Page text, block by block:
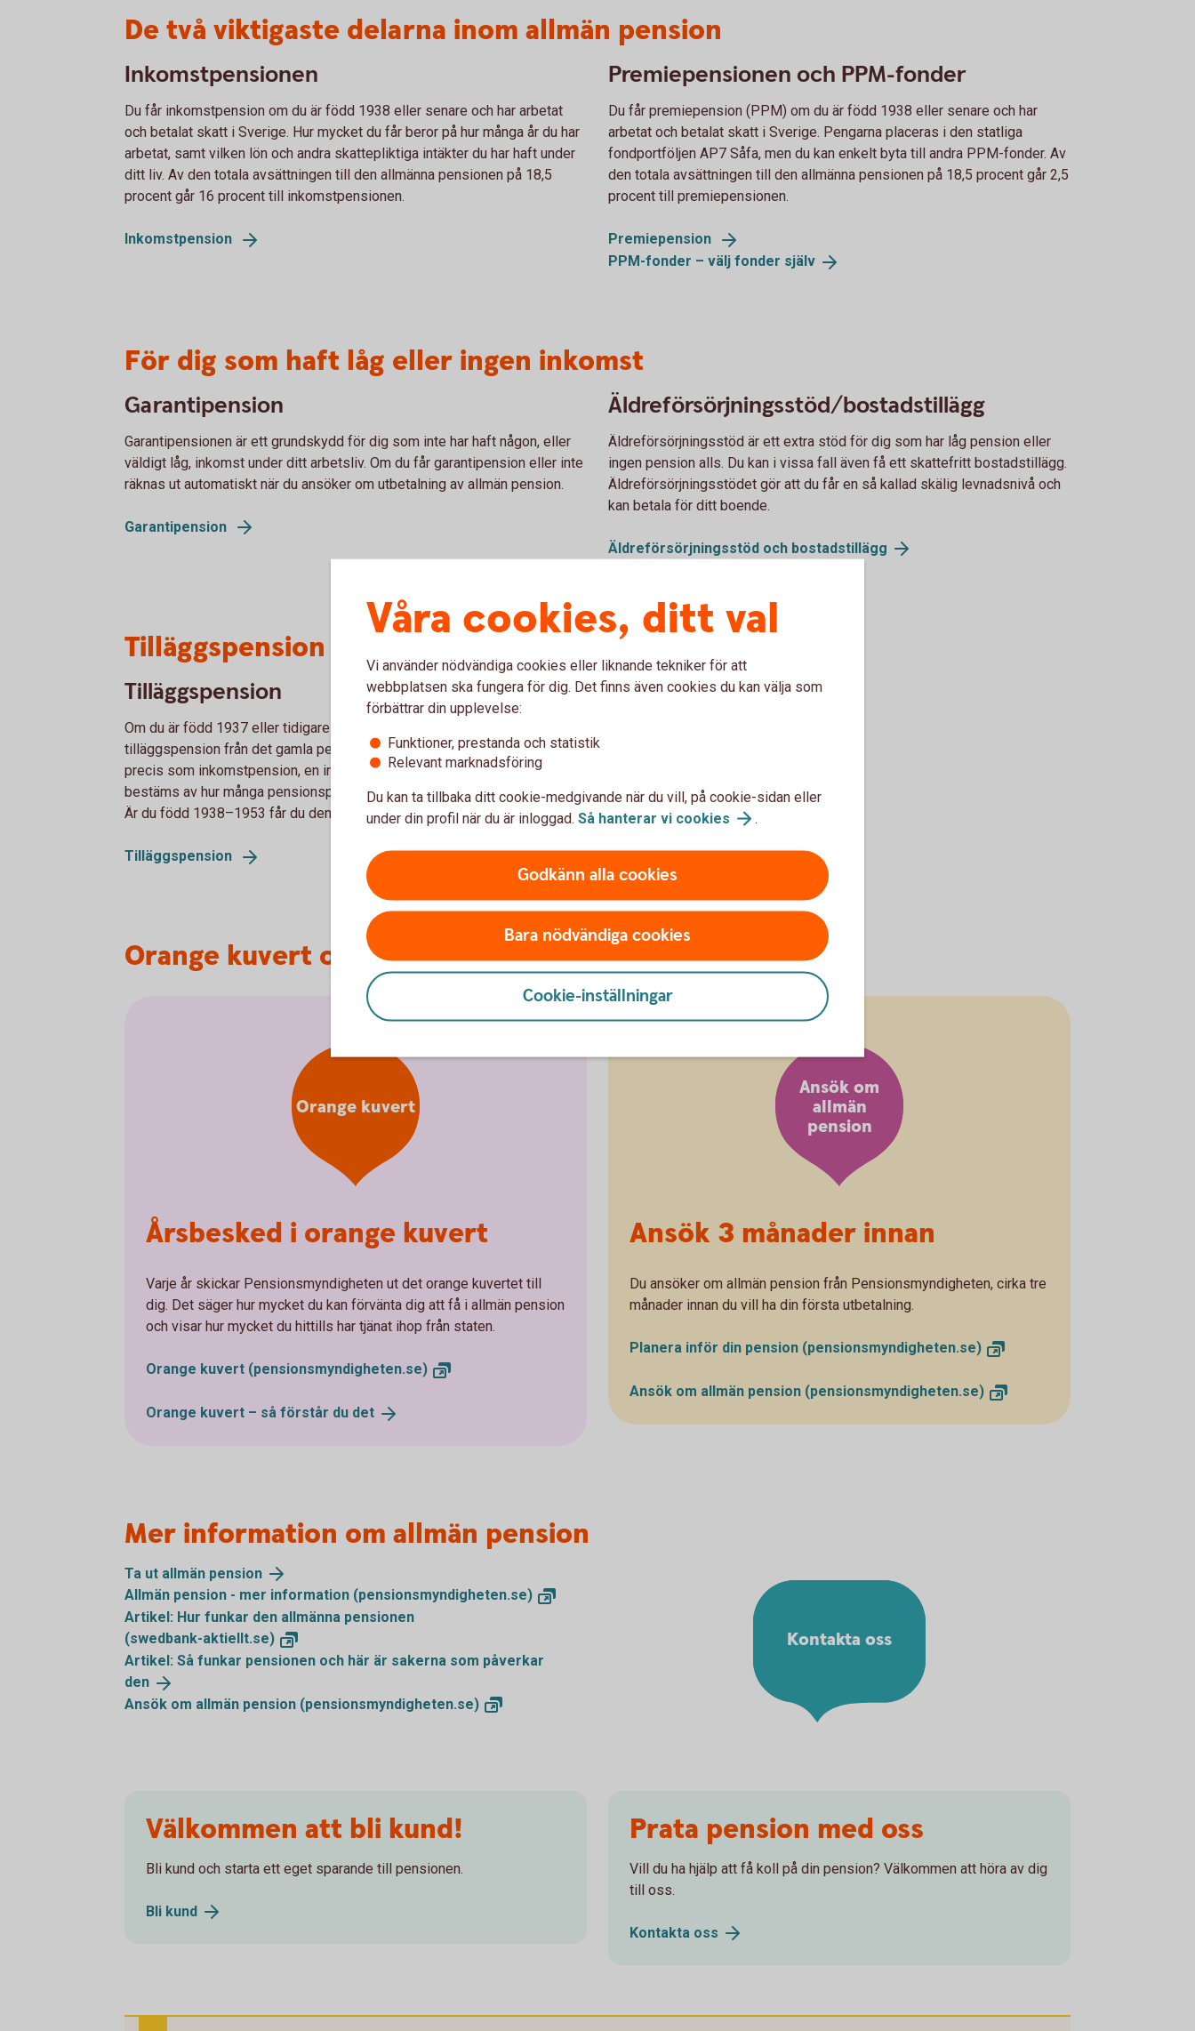
De två viktigaste delarna inom allmän pension
Inkomstpensionen
Du får inkomstpension om du är född 1938 eller senare och har arbetat
och betalat skatt i Sverige. Hur mycket du får beror på hur många år du har
arbetat, samt vilken lön och andra skattepliktiga intäkter du har haft under
ditt liv. Av den totala avsättningen till den allmänna pensionen på 18,5
procent går 16 procent till inkomstpensionen.
Inkomstpension
Premiepensionen och PPM-fonder
Du får premiepension (PPM) om du är född 1938 eller senare och har
arbetat och betalat skatt i Sverige. Pengarna placeras i den statliga
fondportföljen AP7 Såfa, men du kan enkelt byta till andra PPM-fonder. Av
den totala avsättningen till den allmänna pensionen på 18,5 procent går 2,5
procent till premiepensionen.
Premiepension
PPM-fonder – välj fonder själv
För dig som haft låg eller ingen inkomst
Garantipension
Garantipensionen är ett grundskydd för dig som inte har haft någon, eller
väldigt låg, inkomst under ditt arbetsliv. Om du får garantipension eller inte
räknas ut automatiskt när du ansöker om utbetalning av allmän pension.
Garantipension
Äldreförsörjningsstöd/bostadstillägg
Äldreförsörjningsstöd är ett extra stöd för dig som har låg pension eller
ingen pension alls. Du kan i vissa fall även få ett skattefritt bostadstillägg.
Äldreförsörjningsstödet gör att du får en så kallad skälig levnadsnivå och
kan betala för ditt boende.
Äldreförsörjningsstöd och bostadstillägg
Tilläggspension – för dig som är född 1937–1953
Tilläggspension
Om du är född 1937 eller tidigare består din allmänna pension av
tilläggspension från det gamla pensionssystemet. Tilläggspension är,
precis som inkomstpension, en inkomstgrundad pension. Hur hög den blir
bestäms av hur många pensionspoäng du har tjänat in under ditt arbetsliv.
Är du född 1938–1953 får du den som en del av din allmänna pension.
Tilläggspension
Orange kuvert och ansökan om utbetalning
Orange kuvert
Årsbesked i orange kuvert
Varje år skickar Pensionsmyndigheten ut det orange kuvertet till
dig. Det säger hur mycket du kan förvänta dig att få i allmän pension
och visar hur mycket du hittills har tjänat ihop från staten.
Orange kuvert (pensionsmyndigheten.se)
Orange kuvert – så förstår du det
Ansök om
allmän
pension
Ansök 3 månader innan
Du ansöker om allmän pension från Pensionsmyndigheten, cirka tre
månader innan du vill ha din första utbetalning.
Planera inför din pension (pensionsmyndigheten.se)
Ansök om allmän pension (pensionsmyndigheten.se)
Mer information om allmän pension
Ta ut allmän pension
Allmän pension - mer information (pensionsmyndigheten.se)
Artikel: Hur funkar den allmänna pensionen
(swedbank-aktiellt.se)
Artikel: Så funkar pensionen och här är sakerna som påverkar
den
Ansök om allmän pension (pensionsmyndigheten.se)
Kontakta oss
Välkommen att bli kund!
Bli kund och starta ett eget sparande till pensionen.
Bli kund
Prata pension med oss
Vill du ha hjälp att få koll på din pension? Välkommen att höra av dig
till oss.
Kontakta oss
Våra cookies, ditt val
Vi använder nödvändiga cookies eller liknande tekniker för att
webbplatsen ska fungera för dig. Det finns även cookies du kan välja som
förbättrar din upplevelse:
Funktioner, prestanda och statistik
Relevant marknadsföring
Du kan ta tillbaka ditt cookie-medgivande när du vill, på cookie-sidan eller
under din profil när du är inloggad. Så hanterar vi cookies .
Godkänn alla cookies
Bara nödvändiga cookies
Cookie-inställningar